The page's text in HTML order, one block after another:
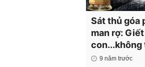
Sát thủ góa
man rợ:
con...không
9 năm trước